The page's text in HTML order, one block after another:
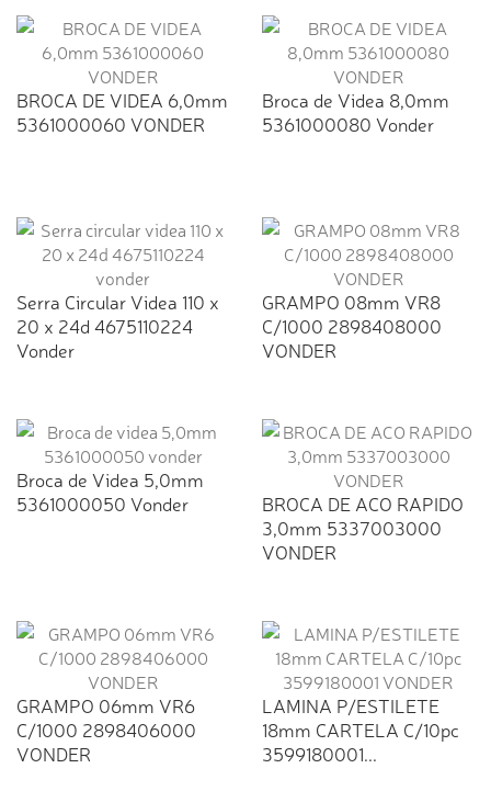
BROCA DE VIDEA 6,0mm
5361000060 VONDER
Broca de Videa 8,0mm
5361000080 Vonder
Serra Circular Videa 110 x
20 x 24d 4675110224
Vonder
GRAMPO 08mm VR8
C/1000 2898408000
VONDER
Broca de Videa 5,0mm
5361000050 Vonder
BROCA DE ACO RAPIDO
3,0mm 5337003000
VONDER
GRAMPO 06mm VR6
C/1000 2898406000
VONDER
LAMINA P/ESTILETE
18mm CARTELA C/10pc
3599180001...